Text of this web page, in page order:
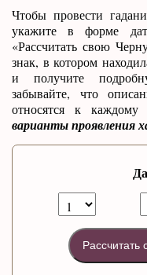
Чтобы провести
укажите в форме
«Рассчитать свою
знак, в котором
и получите
забывайте, что
относятся к
варианты проявления